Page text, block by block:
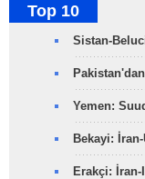
Top 10
Sistan-
Yemen:
Bekayi:
Erakçi: